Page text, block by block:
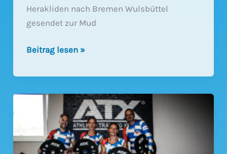
Herakliden nach Bremen Wulsbüttel
gesendet zur Mud
LakeRun
–
MUD
Edition
Beitrag lesen »